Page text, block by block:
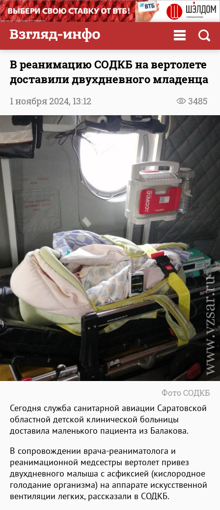
В реанимацию СОДКБ на вертолете
доставили двухдневного младенца
3485
1 ноября 2024, 13:12
Фото СОДКБ
Сегодня служба санитарной авиации Саратовской
областной детской клинической больницы
доставила маленького пациента из Балакова.
В сопровождении врача-реаниматолога и
реанимационной медсестры вертолет привез
двухдневного малыша с асфиксией (кислородное
голодание организма) на аппарате искусственной
вентиляции легких, рассказали в СОДКБ.